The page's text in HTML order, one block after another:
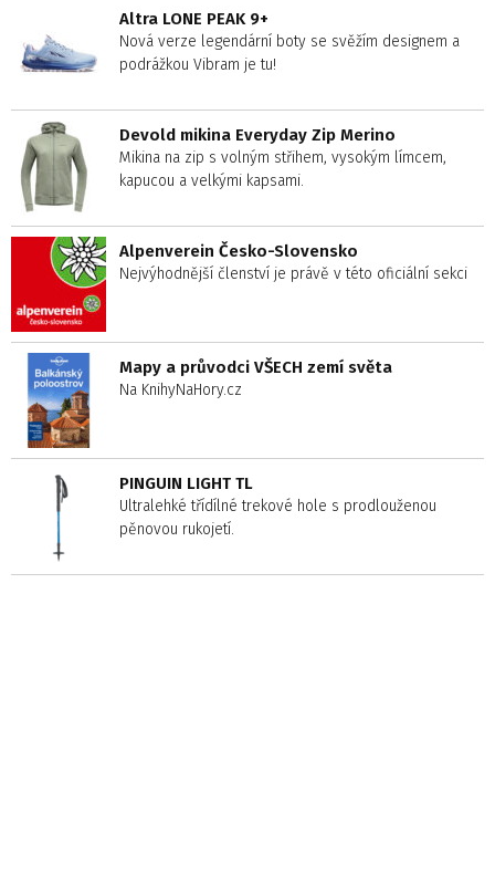
Altra LONE PEAK 9+
Nová verze legendární boty se svěžím designem a
podrážkou Vibram je tu!
Devold mikina Everyday Zip Merino
Mikina na zip s volným střihem, vysokým límcem,
kapucou a velkými kapsami.
Alpenverein Česko-Slovensko
Nejvýhodnější členství je právě v této oficiální sekci
Mapy a průvodci VŠECH zemí světa
Na KnihyNaHory.cz
PINGUIN LIGHT TL
Ultralehké třídílné trekové hole s prodlouženou
pěnovou rukojetí.